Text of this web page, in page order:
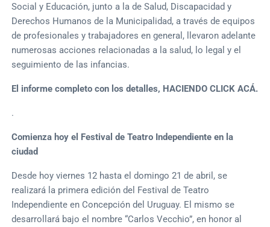
Social y Educación, junto a la de Salud, Discapacidad y
Derechos Humanos de la Municipalidad, a través de equipos
de profesionales y trabajadores en general, llevaron adelante
numerosas acciones relacionadas a la salud, lo legal y el
seguimiento de las infancias.
El informe completo con los detalles, HACIENDO CLICK ACÁ.
.
Comienza hoy el Festival de Teatro Independiente en la
ciudad
Desde hoy viernes 12 hasta el domingo 21 de abril, se
realizará la primera edición del Festival de Teatro
Independiente en Concepción del Uruguay. El mismo se
desarrollará bajo el nombre “Carlos Vecchio”, en honor al